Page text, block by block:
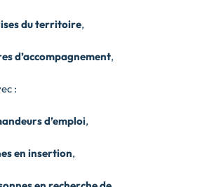
du territoire,
d’accompagnement,
:
d’emploi,
en insertion,